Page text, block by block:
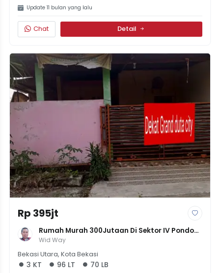
Update 11 bulan yang lalu
Chat Detail
Rp 395jt
Rumah Murah 300Jutaan Di Sektor IV Pondok
Ungu Bekasi
Wid Way
Bekasi Utara, Kota Bekasi
3 KT 96 LT 70 LB